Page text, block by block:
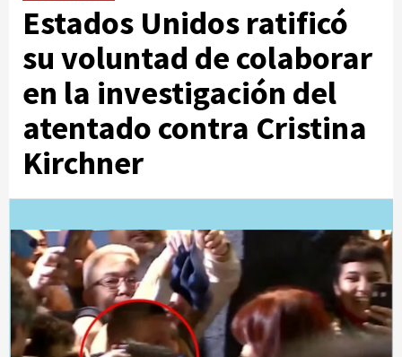
Estados Unidos ratificó
su voluntad de colaborar
en la investigación del
atentado contra Cristina
Kirchner